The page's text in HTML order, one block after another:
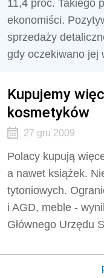
11,4 proc. Takiego
ekonomiści.
sprzedaży
gdy oczekiwano jej
Kupujemy
kosmetyków
27 gru 2009
Polacy kupują
a nawet książek.
tytoniowych.
i AGD, meble -
Głównego Urzędu